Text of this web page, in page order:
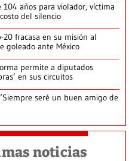
104 años para violador, víctima
del silencio
20 fracasa en su misión al
goleado ante México
permite a diputados
en sus circuitos
seré un buen amigo de
noticias